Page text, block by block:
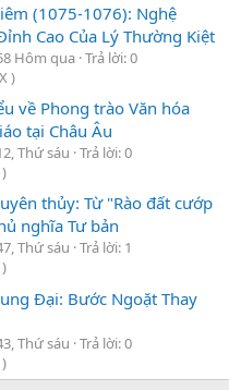
(1075-1076): Nghệ
Cao Của Lý Thường Kiệt
Hôm qua Trả lời: 0
)
về Phong trào Văn hóa
tại Châu Âu
Thứ sáu Trả lời: 0
thủy: Từ "Rào đất cướp
nghĩa Tư bản
Thứ sáu Trả lời: 1
Đại: Bước Ngoặt Thay
Thứ sáu Trả lời: 0